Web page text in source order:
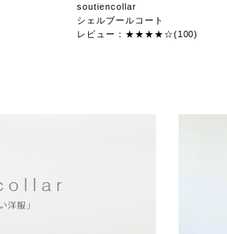
soutiencollar
シェルブールコート
レビュー：★★★★☆(100)